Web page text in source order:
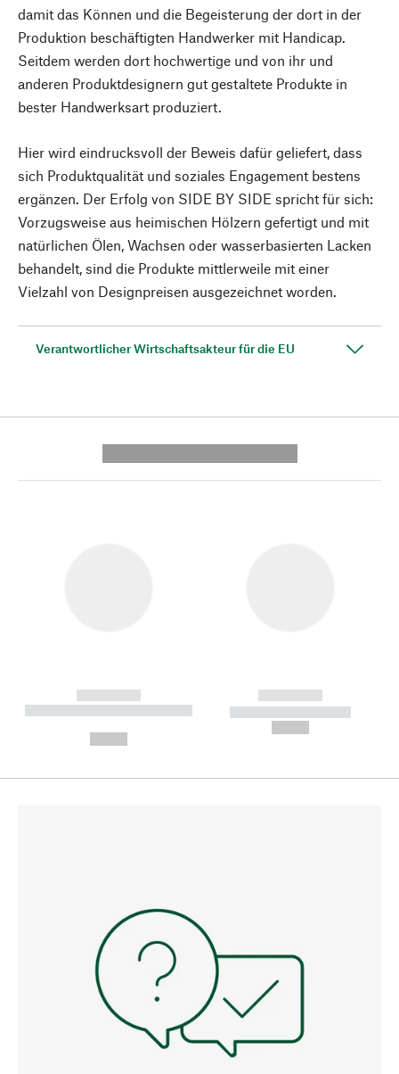
damit das Können und die Begeisterung der dort in der
Produktion beschäftigten Handwerker mit Handicap.
Seitdem werden dort hochwertige und von ihr und
anderen Produktdesignern gut gestaltete Produkte in
bester Handwerksart produziert.
Hier wird eindrucksvoll der Beweis dafür geliefert, dass
sich Produktqualität und soziales Engagement bestens
ergänzen. Der Erfolg von SIDE BY SIDE spricht für sich:
Vorzugsweise aus heimischen Hölzern gefertigt und mit
natürlichen Ölen, Wachsen oder wasserbasierten Lacken
behandelt, sind die Produkte mittlerweile mit einer
Vielzahl von Designpreisen ausgezeichnet worden.
Verantwortlicher Wirtschaftsakteur für die EU
------------
----------- ----------- --------
------------
----------- -----------